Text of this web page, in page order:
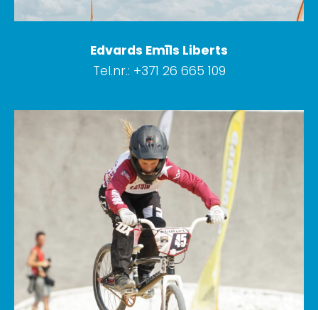
Edvards Emīls Liberts
Tel.nr.: +371 26 665 109